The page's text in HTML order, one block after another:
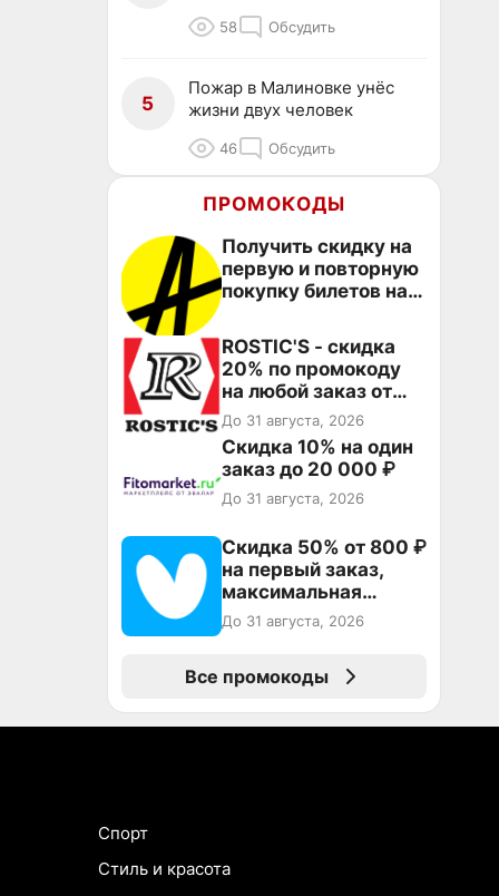
58 Обсудить
5
Пожар в Малиновке унёс
жизни двух человек
46 Обсудить
ПРОМОКОДЫ
Получить скидку на
первую и повторную
покупку билетов на
ROSTIC'S - скидка
20% по промокоду
на любой заказ от
3199₽!
До 31 августа, 2026
Скидка 10% на один
заказ до 20 000 ₽
До 31 августа, 2026
Скидка 50% от 800 ₽
на первый заказ,
максимальная
скидка 600 ₽
До 31 августа, 2026
Все промокоды
Спорт
Стиль и красота